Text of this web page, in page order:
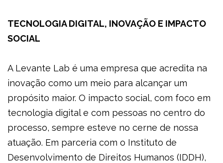
TECNOLOGIA DIGITAL, INOVAÇÃO E IMPACTO
SOCIAL
A Levante Lab é uma empresa que acredita na
inovação como um meio para alcançar um
propósito maior. O impacto social, com foco em
tecnologia digital e com pessoas no centro do
processo, sempre esteve no cerne de nossa
atuação. Em parceria com o Instituto de
Desenvolvimento de Direitos Humanos (IDDH),